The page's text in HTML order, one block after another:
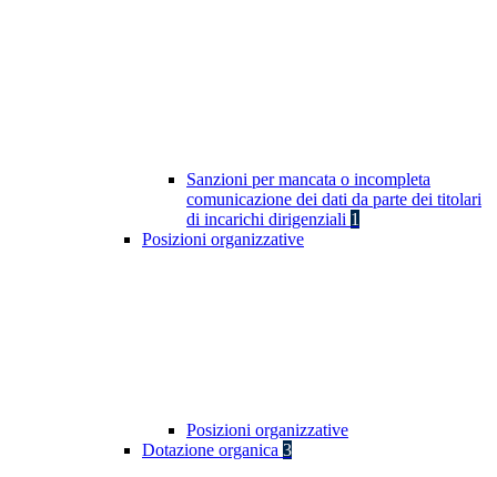
Sanzioni per mancata o incompleta
comunicazione dei dati da parte dei titolari
di incarichi dirigenziali 1
Posizioni organizzative
Posizioni organizzative
Dotazione organica 3